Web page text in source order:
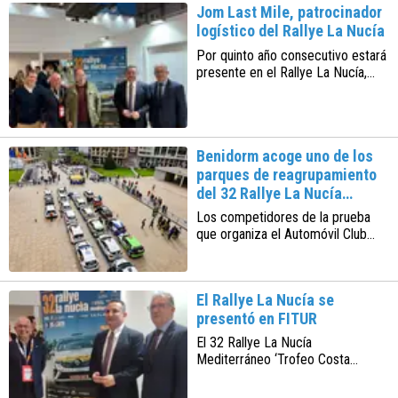
y sábado 21 de marzo
Jom Last Mile, patrocinador
logístico del Rallye La Nucía
Por quinto año consecutivo estará
presente en el Rallye La Nucía,
Benidorm acoge uno de los
parques de reagrupamiento
del 32 Rallye La Nucía
Mediterráneo
Los competidores de la prueba
que organiza el Automóvil Club
instalará el parque, el sábado 21
de marzo a las 12:00 horas
El Rallye La Nucía se
presentó en FITUR
El 32 Rallye La Nucía
Mediterráneo ‘Trofeo Costa